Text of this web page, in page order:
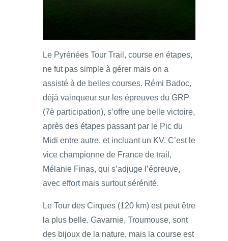
Le Pyrénées Tour Trail, course en étapes,
ne fut pas simple à gérer mais on a
assisté à de belles courses. Rémi Badoc,
déjà vainqueur sur les épreuves du GRP
(7è participation), s’offre une belle victoire,
après des étapes passant par le Pic du
Midi entre autre, et incluant un KV. C’est le
vice championne de France de trail,
Mélanie Finas, qui s’adjuge l’épreuve,
avec effort mais surtout sérénité.
Le Tour des Cirques (120 km) est peut être
la plus belle. Gavarnie, Troumouse, sont
des bijoux de la nature, mais la course est